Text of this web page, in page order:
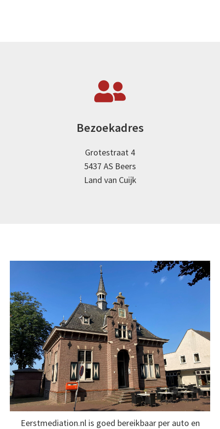
Bezoekadres
Grotestraat 4
5437 AS Beers
Land van Cuijk
Eerstmediation.nl is goed bereikbaar per auto en